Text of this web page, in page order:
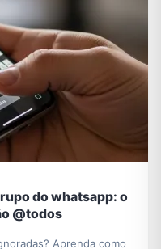
do whatsapp: o
@todos
Aprenda como